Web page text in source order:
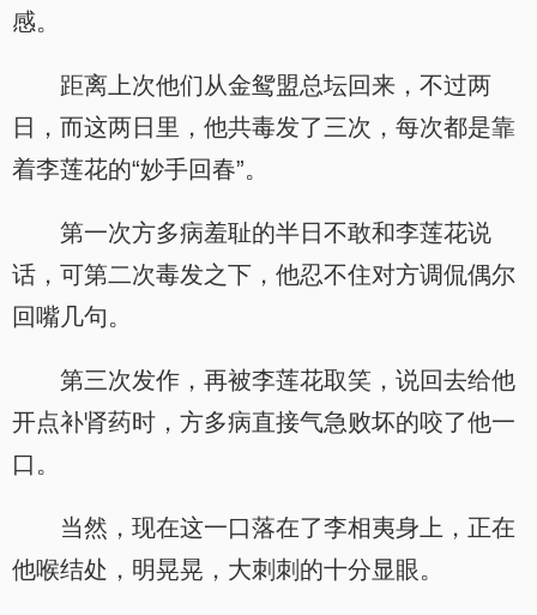
感。
距离上次他们从金鸳盟总坛回来，不过两
日，而这两日里，他共毒发了三次，每次都是靠
着李莲花的“妙手回春”。
第一次方多病羞耻的半日不敢和李莲花说
话，可第二次毒发之下，他忍不住对方调侃偶尔
回嘴几句。
第三次发作，再被李莲花取笑，说回去给他
开点补肾药时，方多病直接气急败坏的咬了他一
口。
当然，现在这一口落在了李相夷身上，正在
他喉结处，明晃晃，大刺刺的十分显眼。